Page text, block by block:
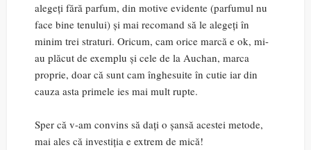
alegeți fără parfum, din motive evidente (parfumul nu
face bine tenului) și mai recomand să le alegeți în
minim trei straturi. Oricum, cam orice marcă e ok, mi-
au plăcut de exemplu și cele de la Auchan, marca
proprie, doar că sunt cam înghesuite în cutie iar din
cauza asta primele ies mai mult rupte.
Sper că v-am convins să dați o șansă acestei metode,
mai ales că investiția e extrem de mică!